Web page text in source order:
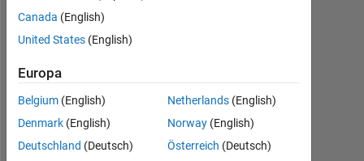
0
Following:
0
Follow
Canada (English)
United States (English)
Europa
Belgium (English)
Denmark (English)
Deutschland (Deutsch)
Netherlands (English)
Norway (English)
Österreich (Deutsch)